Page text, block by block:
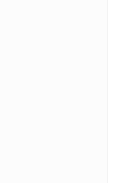
opet
više od 165